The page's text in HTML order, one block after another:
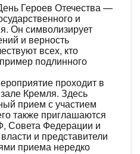
Героев Отечества —
и
Он символизирует
и верность
всех, кто
подлинного
проходит в
Кремля. Здесь
прием с участием
также приглашаются
Совета Федерации и
и представители
приема нередко